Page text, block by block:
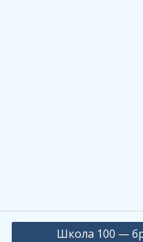
Школа 100 —